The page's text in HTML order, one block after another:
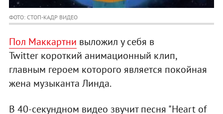
ФОТО: СТОП-КАДР ВИДЕО
Пол Маккартни выложил у себя в
Twitter короткий анимационный клип,
главным героем которого является покойная
жена музыканта Линда.
В 40-секундном видео звучит песня "Heart of